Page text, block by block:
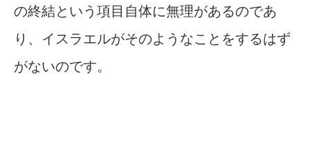
の終結という項目自体に無理があるのであ
り、イスラエルがそのようなことをするはず
がないのです。